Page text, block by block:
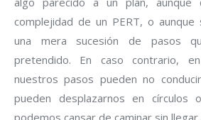
complejidad de un PERT, o
una mera sucesión de pasos
pretendido. En caso contrario,
nuestros pasos pueden no
pueden desplazarnos en círculos
podemos cansar de caminar sin llegar